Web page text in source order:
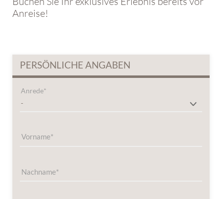
Anreise!
PERSÖNLICHE ANGABEN
Anrede
Vorname
Nachname